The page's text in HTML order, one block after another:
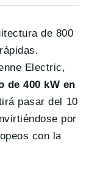
de 800
Electric,
de 400 kW en
pasar del 10
por
con la